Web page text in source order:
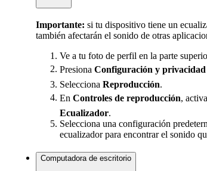
Importante: si tu dispositivo tiene un
también afectarán el sonido de otras
Ve a tu foto de perfil en la parte
Presiona Configuración y privacidad
Selecciona Reproducción.
En Controles de reproducción, activa
Ecualizador.
Selecciona una configuración
ecualizador para encontrar el sonido
Computadora de escritorio